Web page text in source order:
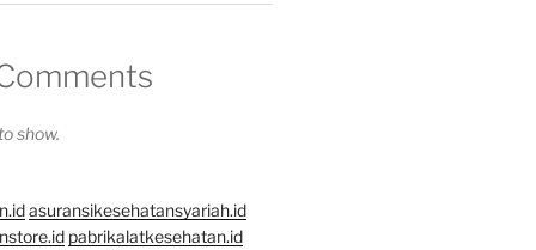
show.
asuransikesehatansyariah.id
pabrikalatkesehatan.id